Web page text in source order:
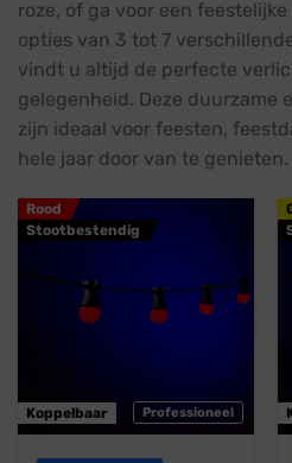
roze, of ga voor een
opties van 3 tot 7
vindt u altijd de perfecte
gelegenheid. Deze duurzame
zijn ideaal voor feesten,
hele jaar door van te genieten.
Rood
Stootbestendig
Professioneel
Koppelbaar